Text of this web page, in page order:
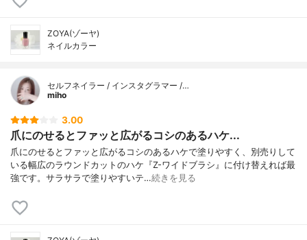
ZOYA(ゾーヤ)
ネイルカラー
セルフネイラー / インスタグラマー /…
miho
3.00
爪にのせるとファッと広がるコシのあるハケ...
爪にのせるとファッと広がるコシのあるハケで塗りやすく、別売りして
いる幅広のラウンドカットのハケ『Z-ワイドブラシ』に付け替えれば最
強です。サラサラで塗りやすいテ…続きを見る